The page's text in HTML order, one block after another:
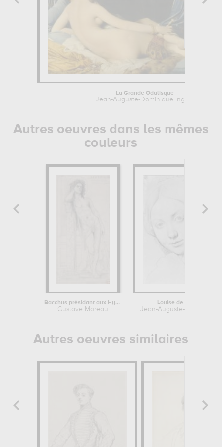
La Grande Odalisque
Jean-Auguste-Dominique Ingres
Autres oeuvres dans les mêmes
couleurs
Bacchus présidant aux Hyménées
Gustave Moreau
Louise de Broglie
Jean-Auguste-Dominique
Autres oeuvres similaires